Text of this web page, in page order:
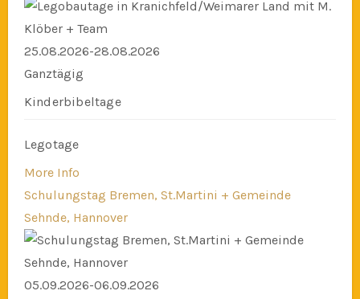
25.08.2026-28.08.2026
Ganztägig
Kinderbibeltage
Legotage
More Info
Schulungstag Bremen, St.Martini + Gemeinde
Sehnde, Hannover
05.09.2026-06.09.2026